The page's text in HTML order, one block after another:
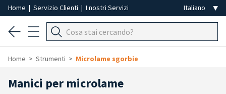
Home | Servizio Clienti | I nostri Servizi
Home Strumenti Microlame sgorbie
Manici per microlame